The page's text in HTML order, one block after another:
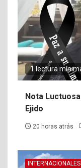
1 lectura
Nota
Ejido
20 horas atrás
INTERNACIONALES